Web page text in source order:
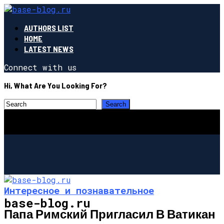
AUTHORS LIST
HOME
LATEST NEWS
Connect with us
Hi, What Are You Looking For?
base-blog.ru
Интересное и познавательное
Папа Римский Пригласил В Ватикан